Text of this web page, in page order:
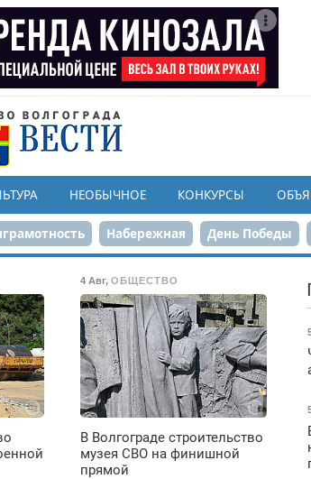
НЕОБЫЧНОЕ КОНКУРСЫ
Набережная День Победы
Парк Героев-летчиков
4 Авг, ОБЩЕСТВО
В Волгограде строительство
музея СВО на финишной
прямой